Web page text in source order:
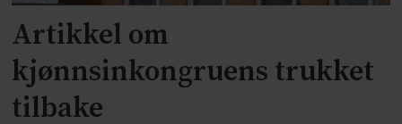
Artikkel om
kjønnsinkongruens trukket
tilbake